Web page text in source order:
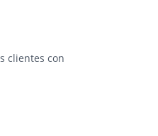
clientes con